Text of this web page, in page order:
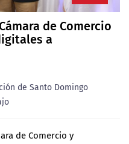
de Comercio
a
de Santo Domingo
de Comercio y